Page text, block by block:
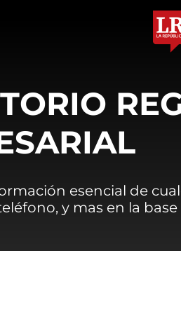
esencial de
y mas en la